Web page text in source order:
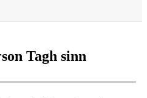
Tagh sinn